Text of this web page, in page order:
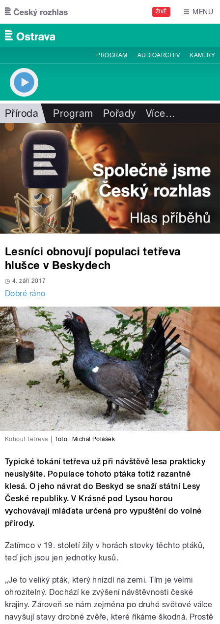
Přejít k hlavnímu obsahu
ŽIVĚ MENU
PROGRAM AUDIOARCHIV KAMERY
Příroda Program Pořady Více…
Lesníci obnovují populaci tetřeva
hlušce v Beskydech
4. září 2017
Dobré ráno
Kohout tetřeva foto: Michal Polášek
Typické tokání tetřeva už při návštěvě lesa prakticky
neuslyšíte. Populace tohoto ptáka totiž razantně
klesá. O jeho návrat do Beskyd se snaží státní Lesy
České republiky. V Krásné pod Lysou horou
vychovávají mláďata určená pro vypuštění do volné
přírody.
Zatímco v 19. století žily v horách stovky těchto ptáků,
teď jich jsou jen jednotky kusů.
„Je to veliký pták, který hnízdí na zemi. Tím je velmi
ohrozitelný. Dochází ke zvýšení návštěvnosti české
krajiny. Zároveň se nám zejména po druhé světové válce
navyšují stavy drobné zvěře, které říkáme škodná. Prostě